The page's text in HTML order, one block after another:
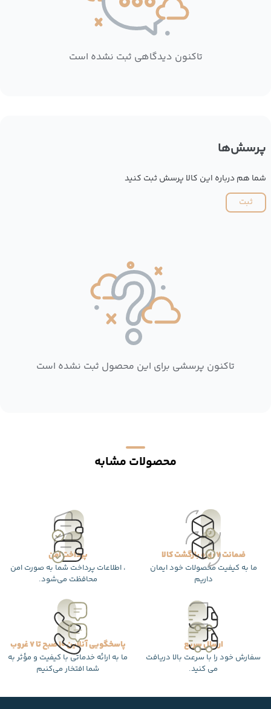
تاکنون دیدگاهی ثبت نشده است
پرسش‌ها
شما هم درباره این کالا پرسش ثبت کنید
ثبت
تاکنون پرسشی برای این محصول ثبت نشده است
محصولات مشابه
ضمانت 7 روزه بازگشت کالا
ما به کیفیت محصولات خود ایمان
داریم
پرداخت امن
، اطلاعات پرداخت شما به صورت امن
محافظت می‌شود.
ارسال سریع
سفارش خود را با سرعت بالا دریافت
می کنید.
پاسخگویی آنلاین 10 صبح تا 7 غروب
ما به ارائه خدماتی با کیفیت و مؤثر به
شما افتخار می‌کنیم